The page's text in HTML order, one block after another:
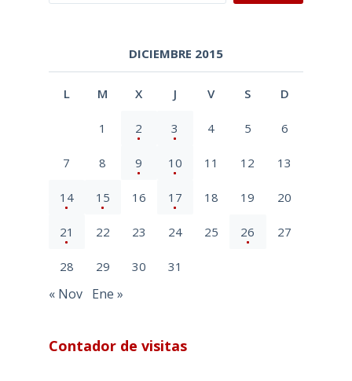
DICIEMBRE 2015
L M X J V S D
1 2 3 4 5 6
7 8 9 10 11 12 13
14 15 16 17 18 19 20
21 22 23 24 25 26 27
28 29 30 31
« Nov Ene »
Contador de visitas